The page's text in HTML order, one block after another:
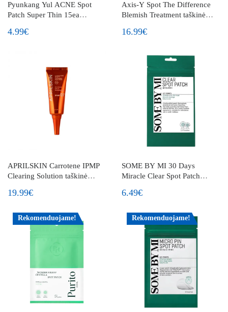
Pyunkang Yul ACNE Spot
Patch Super Thin 15ea
4.99€
Axis-Y Spot The Difference
Blemish Treatment taškinė
16.99€
APRILSKIN Carrotene IPMP
Clearing Solution taškinė
mažinti
19.99€
SOME BY MI 30 Days
Miracle Clear Spot Patch
6.49€
Rekomenduojame! Rekomenduojame!